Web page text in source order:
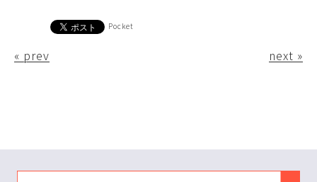
Pocket
« prev next »